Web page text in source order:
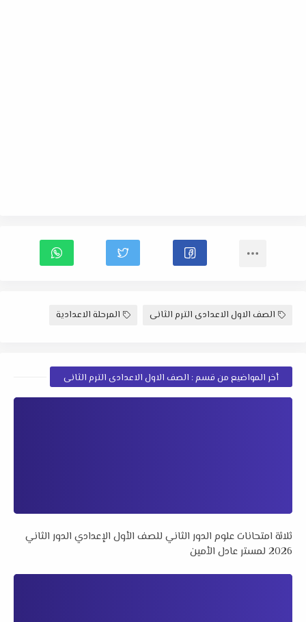
الصف الاول الاعدادى الترم الثانى المرحلة الاعدادية
أخر المواضيع من قسم : الصف الاول الاعدادى الترم الثانى
ثلاثة امتحانات علوم الدور الثاني للصف الأول الإعدادي الدور الثاني
2026 لمستر عادل الأمين